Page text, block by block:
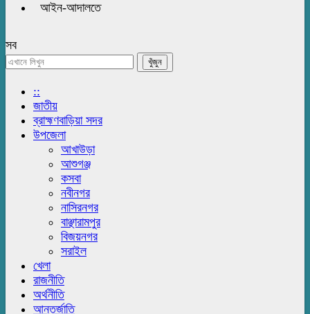
আইন-আদালতে
সব
::
জাতীয়
ব্রাহ্মণবাড়িয়া সদর
উপজেলা
আখাউড়া
আশুগঞ্জ
কসবা
নবীনগর
নাসিরনগর
বাঞ্ছারামপুর
বিজয়নগর
সরাইল
খেলা
রাজনীতি
অর্থনীতি
আন্তর্জাতি